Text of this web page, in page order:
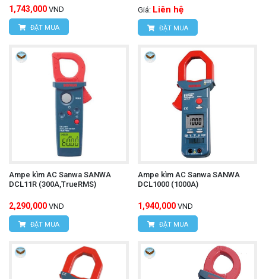
1,743,000 VND
ĐẶT MUA
Giá: Liên hệ
ĐẶT MUA
Ampe kìm AC Sanwa SANWA
DCL11R (300A,TrueRMS)
2,290,000 VND
ĐẶT MUA
Ampe kìm AC Sanwa SANWA
DCL1000 (1000A)
1,940,000 VND
ĐẶT MUA